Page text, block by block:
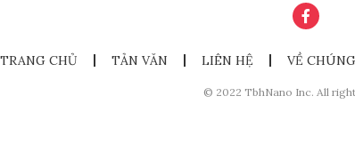
TRANG CHỦ TẢN VĂN LIÊN HỆ VỀ
© 2022 TbhNano Inc. All